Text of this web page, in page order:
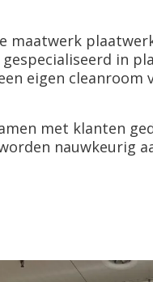
maatwerk
in
eigen cleanroom
met klanten
nauwkeurig